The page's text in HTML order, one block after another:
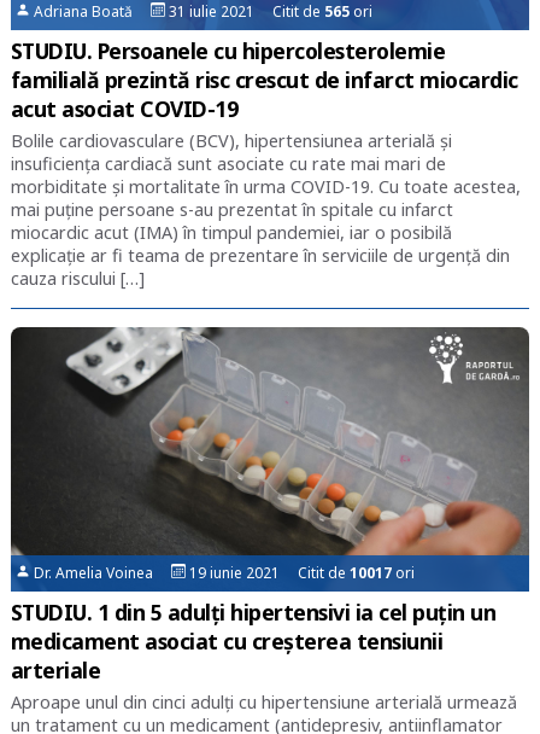
Adriana Boată 31 iulie 2021 Citit de 565ori
STUDIU. Persoanele cu hipercolesterolemie
familială prezintă risc crescut de infarct miocardic
acut asociat COVID-19
Bolile cardiovasculare (BCV), hipertensiunea arterială și
insuficiența cardiacă sunt asociate cu rate mai mari de
morbiditate și mortalitate în urma COVID-19. Cu toate acestea,
mai puține persoane s-au prezentat în spitale cu infarct
miocardic acut (IMA) în timpul pandemiei, iar o posibilă
explicație ar fi teama de prezentare în serviciile de urgență din
cauza riscului […]
Dr. Amelia Voinea 19 iunie 2021 Citit de10017ori
STUDIU. 1 din 5 adulți hipertensivi ia cel puțin un
medicament asociat cu creșterea tensiunii
arteriale
Aproape unul din cinci adulți cu hipertensiune arterială urmează
un tratament cu un medicament (antidepresiv, antiinflamator